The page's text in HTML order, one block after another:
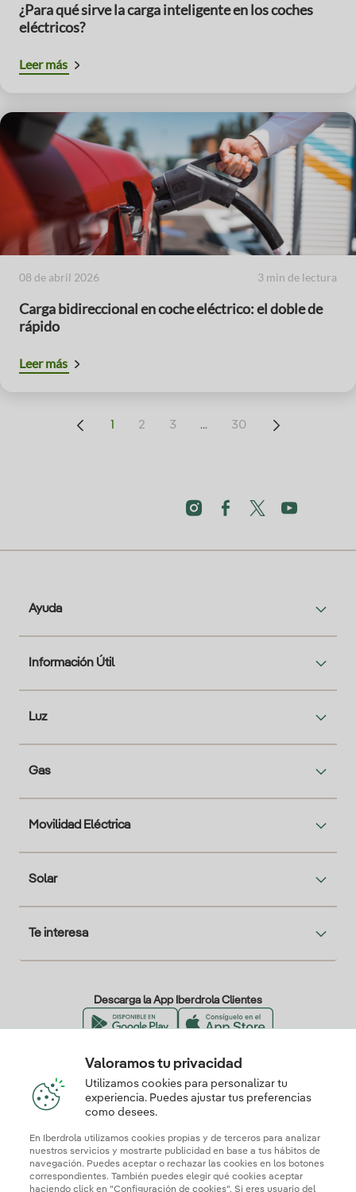
¿Para qué sirve la carga inteligente en los coches
eléctricos?
Leer más
08 de abril 2026 3 min de lectura
Carga bidireccional en coche eléctrico: el doble de
rápido
Leer más
1 2 3 ... 30
Ayuda
Información Útil
Luz
Gas
Movilidad Eléctrica
Solar
Te interesa
Descarga la App Iberdrola Clientes
Nuestros certificados de confianza
Valoramos tu privacidad
Utilizamos cookies para personalizar tu
experiencia. Puedes ajustar tus preferencias
como desees.
En Iberdrola utilizamos cookies propias y de terceros para analizar
nuestros servicios y mostrarte publicidad en base a tus hábitos de
navegación. Puedes aceptar o rechazar las cookies en los botones
correspondientes. También puedes elegir qué cookies aceptar
haciendo click en "Configuración de cookies". Si eres usuario del